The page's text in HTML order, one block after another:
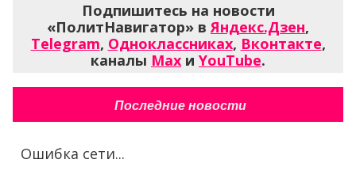
Подпишитесь на новости
«ПолитНавигатор» вЯндекс.Дзен,
Telegram, Одноклассниках, Вконтакте,
каналы Max и YouTube.
Последние новости
Ошибка сети...